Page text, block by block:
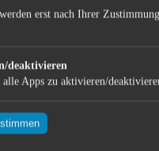
erst nach Ihrer
deaktivieren
Apps zu aktivieren/